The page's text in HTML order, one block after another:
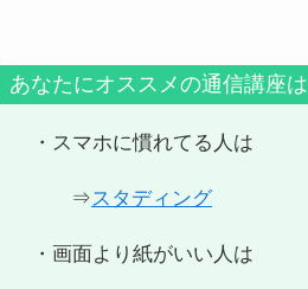
あなたにオススメの通信講座は
・スマホに慣れてる人は
⇒スタディング
・画面より紙がいい人は